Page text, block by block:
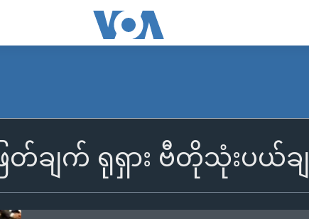
တ်ချက် ရုရှား ဗီတိုသုံးပယ်ချ